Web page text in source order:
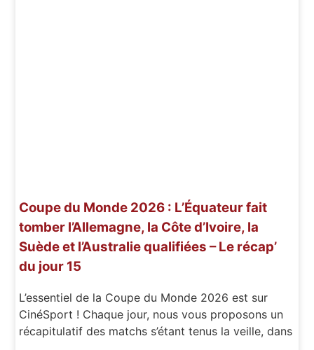
Coupe du Monde 2026 : L’Équateur fait
tomber l’Allemagne, la Côte d’Ivoire, la
Suède et l’Australie qualifiées – Le récap’
du jour 15
L’essentiel de la Coupe du Monde 2026 est sur
CinéSport ! Chaque jour, nous vous proposons un
récapitulatif des matchs s’étant tenus la veille, dans